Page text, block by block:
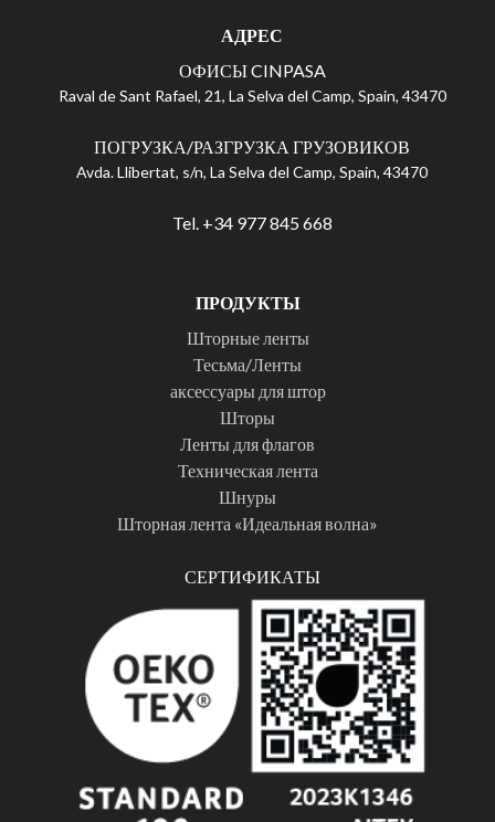
АДРЕС
ОФИСЫ CINPASA
Raval de Sant Rafael, 21, La Selva del Camp, Spain, 43470
ПОГРУЗКА/РАЗГРУЗКА ГРУЗОВИКОВ
Avda. Llibertat, s/n, La Selva del Camp, Spain, 43470
Tel. +34 977 845 668
ПРОДУКТЫ
Шторные ленты
Тесьма/Ленты
аксессуары для штор
Шторы
Ленты для флагов
Техническая лента
Шнуры
Шторная лента «Идеальная волна»
СЕРТИФИКАТЫ